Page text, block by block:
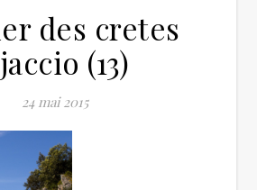
des cretes
(13)
24 mai 2015